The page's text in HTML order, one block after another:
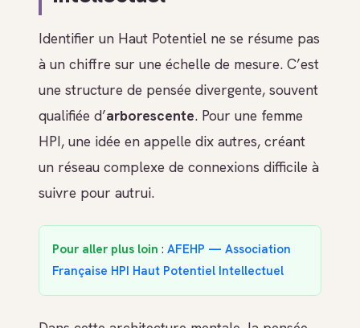
Identifier un Haut Potentiel ne se résume pas
à un chiffre sur une échelle de mesure. C’est
une structure de pensée divergente, souvent
qualifiée d’arborescente. Pour une femme
HPI, une idée en appelle dix autres, créant
un réseau complexe de connexions difficile à
suivre pour autrui.
Pour aller plus loin : AFEHP — Association
Française HPI Haut Potentiel Intellectuel